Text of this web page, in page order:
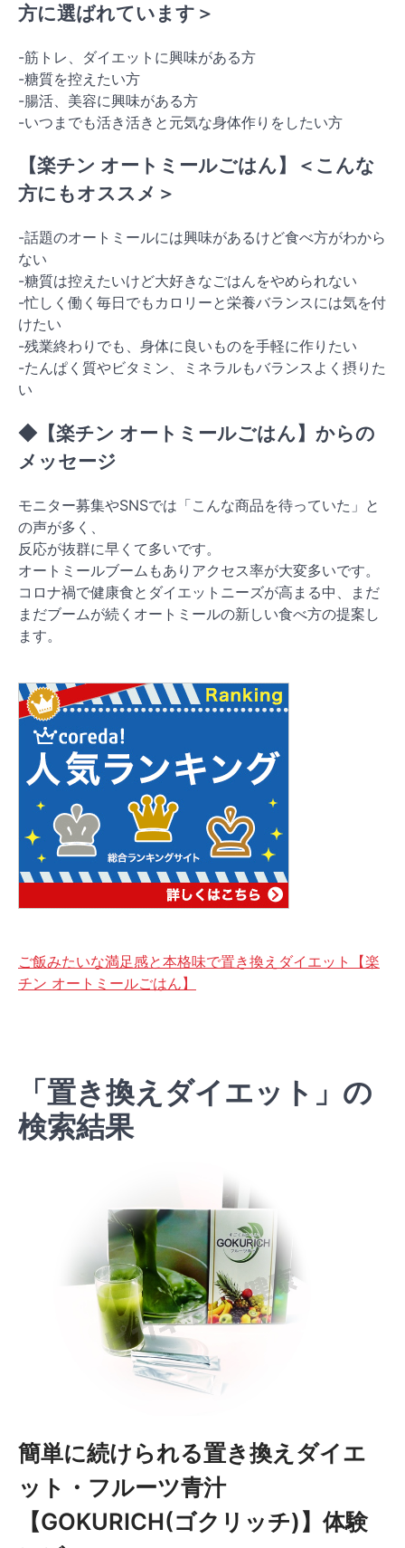
方に選ばれています＞
-筋トレ、ダイエットに興味がある方
-糖質を控えたい方
-腸活、美容に興味がある方
-いつまでも活き活きと元気な身体作りをしたい方
【楽チン オートミールごはん】＜こんな
方にもオススメ＞
-話題のオートミールには興味があるけど食べ方がわから
ない
-糖質は控えたいけど大好きなごはんをやめられない
-忙しく働く毎日でもカロリーと栄養バランスには気を付
けたい
-残業終わりでも、身体に良いものを手軽に作りたい
-たんぱく質やビタミン、ミネラルもバランスよく摂りた
い
◆【楽チン オートミールごはん】からの
メッセージ
モニター募集やSNSでは「こんな商品を待っていた」と
の声が多く、
反応が抜群に早くて多いです。
オートミールブームもありアクセス率が大変多いです。
コロナ禍で健康食とダイエットニーズが高まる中、まだ
まだブームが続くオートミールの新しい食べ方の提案し
ます。
ご飯みたいな満足感と本格味で置き換えダイエット【楽
チン オートミールごはん】
「置き換えダイエット」の
検索結果
簡単に続けられる置き換えダイエ
ット・フルーツ青汁
【GOKURICH(ゴクリッチ)】体験